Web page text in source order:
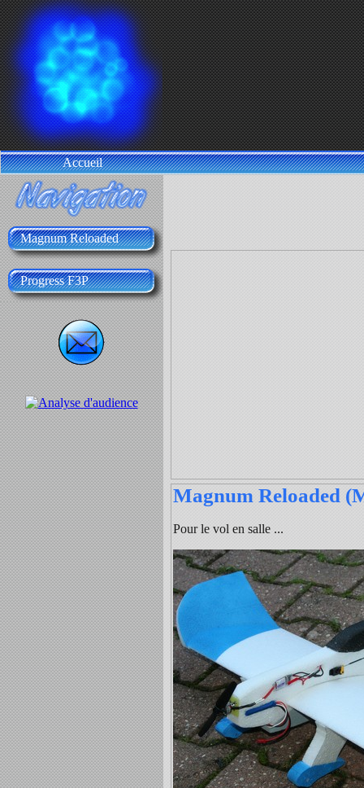
Accueil
Magnum Reloaded
Progress F3P
Magnum Reloaded
Pour le vol en salle ...